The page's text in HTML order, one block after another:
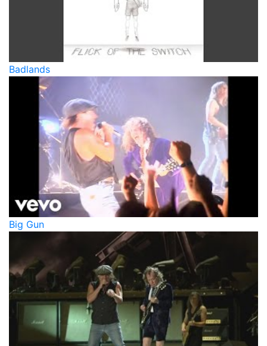
Badlands
Big Gun